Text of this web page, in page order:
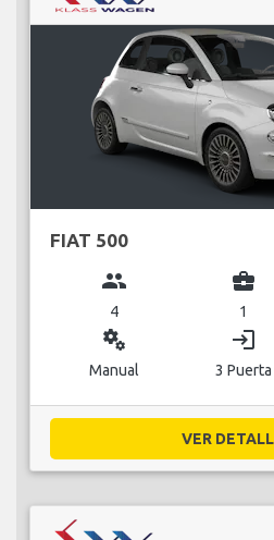
FIAT 500
group
4
business_center
1
miscellaneous_services
Manual
login
3 Puerta
VER